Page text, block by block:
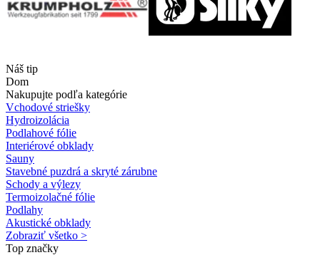
Náš tip
Dom
Nakupujte podľa kategórie
Vchodové striešky
Hydroizolácia
Podlahové fólie
Interiérové obklady
Sauny
Stavebné puzdrá a skryté zárubne
Schody a výlezy
Termoizolačné fólie
Podlahy
Akustické obklady
Zobraziť všetko >
Top značky